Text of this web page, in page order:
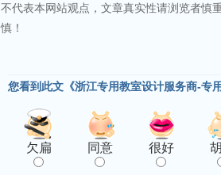
不代表本网站观点，文章真实性请浏览者慎
慎！
您看到此文《浙江专用教室设计服务商-专
欠扁 同意 很好